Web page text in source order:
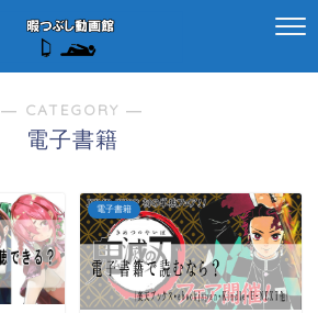
― CATEGORY ―
電子書籍
電子書籍